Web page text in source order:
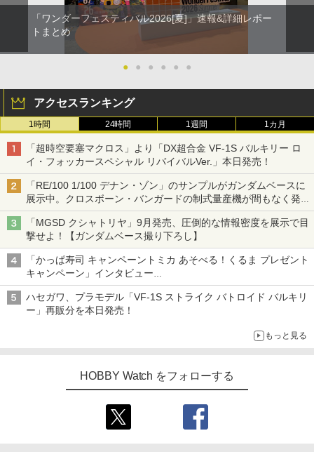
「ワンダーフェスティバル2026[夏]」速報&詳細レポー
トまとめ
● ● ● ● ● ●
アクセスランキング
1時間 24時間 1週間 1カ月
「超時空要塞マクロス」より「DX超合金 VF-1S バルキリー ロ
イ・フォッカースペシャル リバイバルVer.」本日発売！
「RE/100 1/100 デナン・ゾン」のサンプルがガンダムベースに
展示中。クロスボーン・バンガードの制式量産機が間もなく発送
【ガンダムベース撮り下ろし】
「MGSD クシャトリヤ」9月発売、圧倒的な情報密度を展示で目
撃せよ！【ガンダムベース撮り下ろし】
「かっぱ寿司 キャンペーントミカ あそべる！くるま プレゼント
キャンペーン」インタビュー
子どもが楽しめるかっぱ寿司ならではの体験とコラボの楽しさを
追求
ハセガワ、プラモデル「VF-1S ストライク バトロイド バルキリ
ー」再販分を本日発売！
もっと見る
HOBBY Watch をフォローする